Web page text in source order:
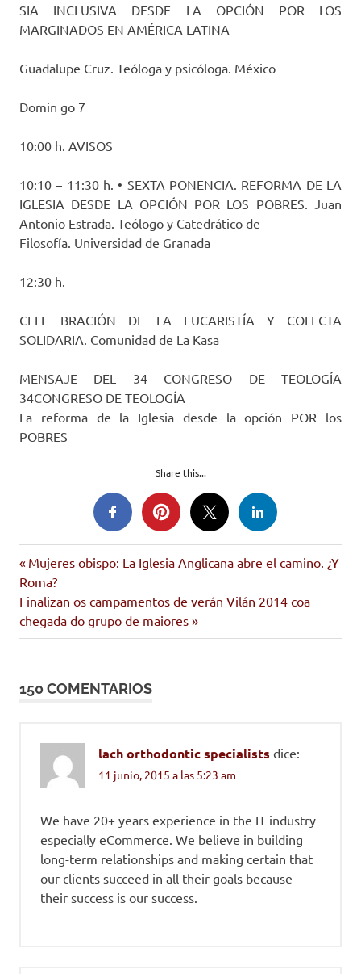
SIA INCLUSIVA DESDE LA OPCIÓN POR LOS
MARGINADOS EN AMÉRICA LATINA
Guadalupe Cruz. Teóloga y psicóloga. México
Domin go 7
10:00 h. AVISOS
10:10 – 11:30 h. • SEXTA PONENCIA. REFORMA DE LA
IGLESIA DESDE LA OPCIÓN POR LOS POBRES. Juan
Antonio Estrada. Teólogo y Catedrático de
Filosofía. Universidad de Granada
12:30 h.
CELE BRACIÓN DE LA EUCARISTÍA Y COLECTA
SOLIDARIA. Comunidad de La Kasa
MENSAJE DEL 34 CONGRESO DE TEOLOGÍA
34CONGRESO DE TEOLOGÍA
La reforma de la Iglesia desde la opción POR los
POBRES
Share this...
Navegación
de
entradas
Entrada
anterior:
Mujeres obispo: La Iglesia Anglicana abre el camino. ¿Y
Roma?
Siguiente
entrada:
Finalizan os campamentos de verán Vilán 2014 coa
chegada do grupo de maiores
150 COMENTARIOS
lach orthodontic specialists dice:
11 junio, 2015 a las 5:23 am
We have 20+ years experience in the IT industry
especially eCommerce. We believe in building
long-term relationships and making certain that
our clients succeed in all their goals because
their success is our success.